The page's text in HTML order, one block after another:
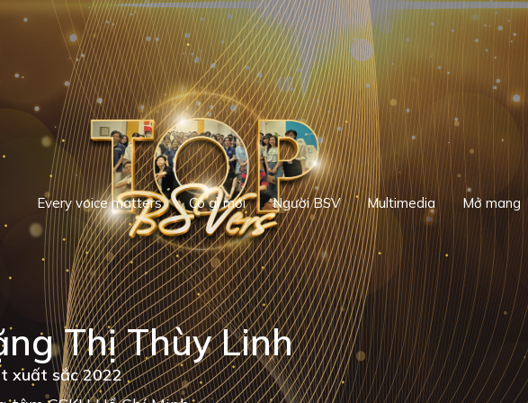
Every voice matters Có gì mới Người BSV Multimedia Mở mang
Thị Thùy Linh
xuất sắc 2022